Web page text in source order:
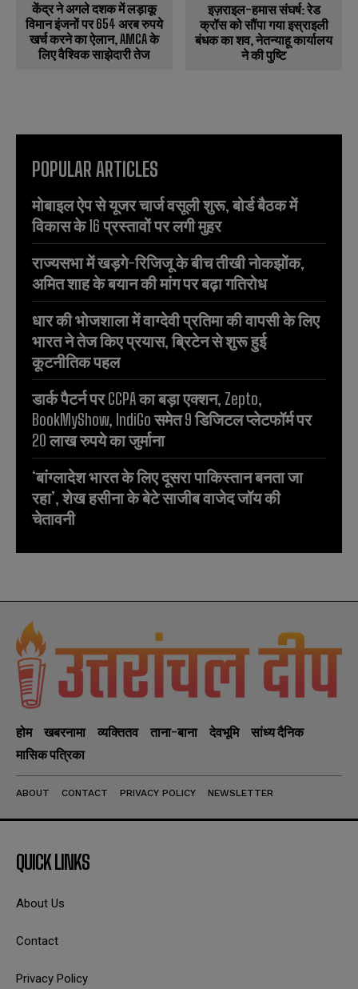
केंद्र ने अगले दशक में लड़ाकू
विमान इंजनों पर 654 अरब रुपये
खर्च करने का ऐलान, AMCA के
लिए वैश्विक साझेदारी तेज
इज़राइल-हमास संघर्ष: रेड
क्रॉस को सौंपा गया इस्राइली
बंधक का शव, नेतन्याहू कार्यालय
ने की पुष्टि
POPULAR ARTICLES
मोबाइल ऐप से यूजर चार्ज वसूली शुरू, बोर्ड बैठक में
विकास के 16 प्रस्तावों पर लगी मुहर
राज्यसभा में खड़गे-रिजिजू के बीच तीखी नोकझोंक,
अमित शाह के बयान की मांग पर बढ़ा गतिरोध
धार की भोजशाला में वाग्देवी प्रतिमा की वापसी के लिए
भारत ने तेज किए प्रयास, ब्रिटेन से शुरू हुई
कूटनीतिक पहल
डार्क पैटर्न पर CCPA का बड़ा एक्शन, Zepto,
BookMyShow, IndiGo समेत 9 डिजिटल प्लेटफॉर्म पर
20 लाख रुपये का जुर्माना
‘बांग्लादेश भारत के लिए दूसरा पाकिस्तान बनता जा
रहा’, शेख हसीना के बेटे साजीब वाजेद जॉय की
चेतावनी
होम खबरनामा व्यक्तितव ताना-बाना देवभूमि
सांध्य दैनिक
मासिक पत्रिका
ABOUT CONTACT PRIVACY POLICY NEWSLETTER
QUICK LINKS
About Us
Contact
Privacy Policy